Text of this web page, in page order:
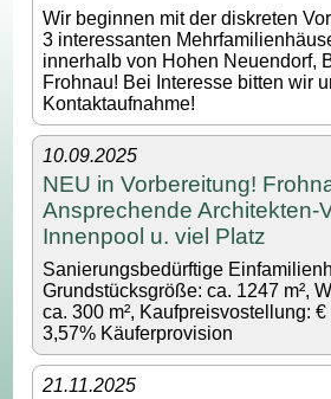
Wir beginnen mit der diskreten
3 interessanten
innerhalb von Hohen Neuendorf,
Frohnau! Bei Interesse bitten wir
Kontaktaufnahme!
10.09.2025
NEU in Vorbereitung!
Ansprechende Architekten-
Innenpool u. viel Platz
Sanierungsbedürftige
Grundstücksgröße: ca. 1247 m²,
ca. 300 m², Kaufpreisvostellung:
3,57% Käuferprovision
21.11.2025